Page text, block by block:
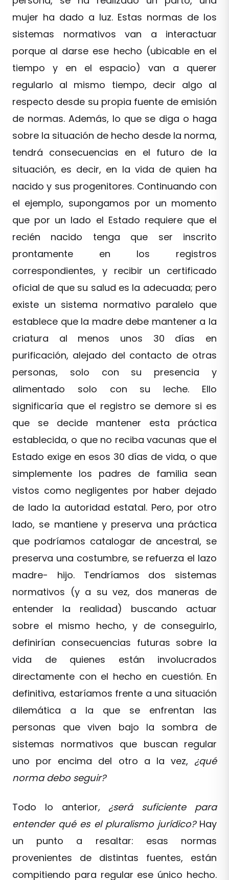
mujer ha dado a luz. Estas normas de los
sistemas normativos van a interactuar
porque al darse ese hecho (ubicable en el
tiempo y en el espacio) van a querer
regularlo al mismo tiempo, decir algo al
respecto desde su propia fuente de emisión
de normas. Además, lo que se diga o haga
sobre la situación de hecho desde la norma,
tendrá consecuencias en el futuro de la
situación, es decir, en la vida de quien ha
nacido y sus progenitores. Continuando con
el ejemplo, supongamos por un momento
que por un lado el Estado requiere que el
recién nacido tenga que ser inscrito
prontamente en los registros
correspondientes, y recibir un certificado
oficial de que su salud es la adecuada; pero
existe un sistema normativo paralelo que
establece que la madre debe mantener a la
criatura al menos unos 30 días en
purificación, alejado del contacto de otras
personas, solo con su presencia y
alimentado solo con su leche. Ello
significaría que el registro se demore si es
que se decide mantener esta práctica
establecida, o que no reciba vacunas que el
Estado exige en esos 30 días de vida, o que
simplemente los padres de familia sean
vistos como negligentes por haber dejado
de lado la autoridad estatal. Pero, por otro
lado, se mantiene y preserva una práctica
que podríamos catalogar de ancestral, se
preserva una costumbre, se refuerza el lazo
madre- hijo. Tendríamos dos sistemas
normativos (y a su vez, dos maneras de
entender la realidad) buscando actuar
sobre el mismo hecho, y de conseguirlo,
definirían consecuencias futuras sobre la
vida de quienes están involucrados
directamente con el hecho en cuestión. En
definitiva, estaríamos frente a una situación
dilemática a la que se enfrentan las
personas que viven bajo la sombra de
sistemas normativos que buscan regular
uno por encima del otro a la vez, ¿qué
norma debo seguir?
Todo lo anterior, ¿será suficiente para
entender qué es el pluralismo jurídico?Hay
un punto a resaltar: esas normas
provenientes de distintas fuentes, están
compitiendo para regular ese único hecho.